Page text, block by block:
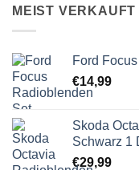
MEIST VERKAUFT
Ford
€14,99
Skoda
Schwarz 1
€29,99